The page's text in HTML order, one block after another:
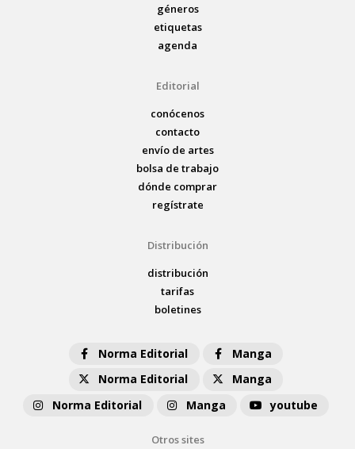
géneros
etiquetas
agenda
Editorial
conócenos
contacto
envío de artes
bolsa de trabajo
dónde comprar
regístrate
Distribución
distribución
tarifas
boletines
Norma Editorial
Manga
Norma Editorial
Manga
Norma Editorial
Manga youtube
Otros sites